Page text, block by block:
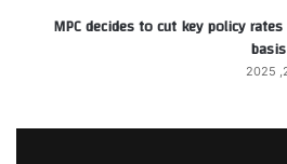
MPC decides to cut key policy